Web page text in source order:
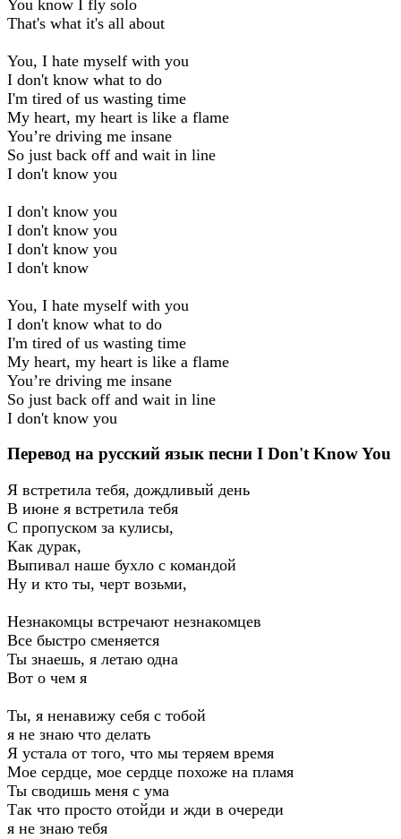
You know I fly solo
That's what it's all about
You, I hate myself with you
I don't know what to do
I'm tired of us wasting time
My heart, my heart is like a flame
You’re driving me insane
So just back off and wait in line
I don't know you
I don't know you
I don't know you
I don't know you
I don't know
You, I hate myself with you
I don't know what to do
I'm tired of us wasting time
My heart, my heart is like a flame
You’re driving me insane
So just back off and wait in line
I don't know you
Перевод на русский язык песни I Don't Know You
Я встретила тебя, дождливый день
В июне я встретила тебя
С пропуском за кулисы,
Как дурак,
Выпивал наше бухло с командой
Ну и кто ты, черт возьми,
Незнакомцы встречают незнакомцев
Все быстро сменяется
Ты знаешь, я летаю одна
Вот о чем я
Ты, я ненавижу себя с тобой
я не знаю что делать
Я устала от того, что мы теряем время
Мое сердце, мое сердце похоже на пламя
Ты сводишь меня с ума
Так что просто отойди и жди в очереди
я не знаю тебя